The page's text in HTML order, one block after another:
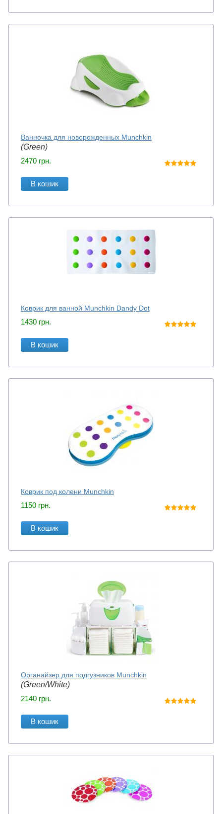
Ванночка для новорожденных Munchkin
(Green)
2470 грн.
В кошик
Коврик для ванной Munchkin Dandy Dot
1430 грн.
В кошик
Коврик под колени Munchkin
1150 грн.
В кошик
Органайзер для подгузников Munchkin
(Green/White)
2140 грн.
В кошик